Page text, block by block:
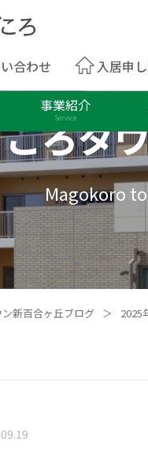
合わせ 入居申
事業紹介
Service
ろタ
Magokoro
新百合ヶ丘ブログ ＞ 2025